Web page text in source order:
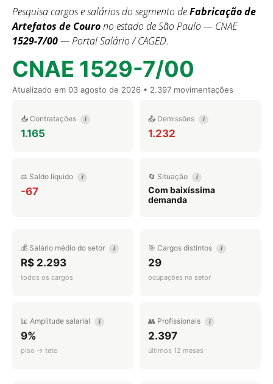
Pesquisa cargos e salários do segmento deFabricação de
Artefatos de Courono estado de São Paulo — CNAE
1529-7/00— Portal Salário / CAGED.
CNAE 1529-7/00
Atualizado em 03 agosto de 2026 • 2.397 movimentações
📥 Contratações i
1.165
📤 Demissões i
1.232
⚖️ Saldo líquido i
-67
🔄 Situação i
Com baixíssima
demanda
💰 Salário médio do setor i
R$ 2.293
todos os cargos
🎯 Cargos distintos i
29
ocupações no setor
📊 Amplitude salarial i
9%
piso → teto
👥 Profissionais i
2.397
últimos 12 meses